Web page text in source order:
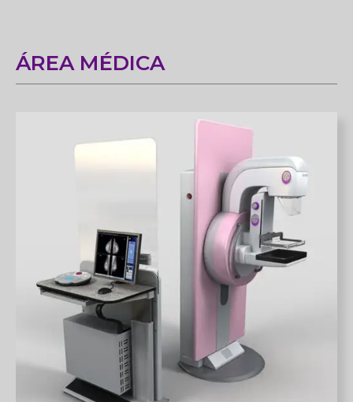
ÁREA MÉDICA